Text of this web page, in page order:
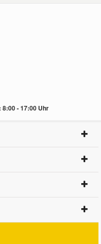
8:00 - 17:00 Uhr